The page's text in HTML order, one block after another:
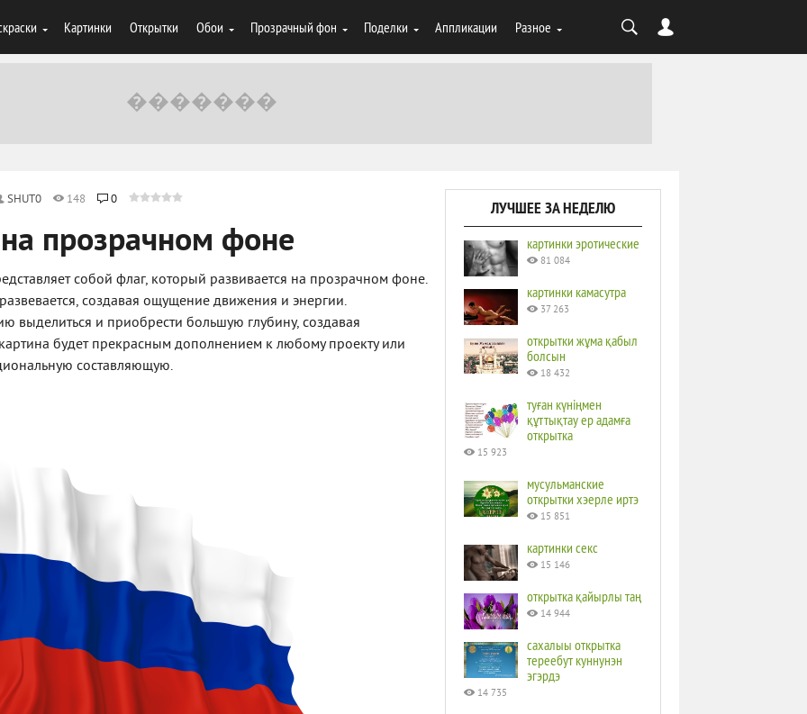
Картинки Открытки Обои Прозрачный фон Поделки Аппликации Разное
SHUT0 148 0
прозрачном фоне
собой флаг, который развивается на прозрачном фоне.
создавая ощущение движения и энергии.
и приобрести большую глубину, создавая
будет прекрасным дополнением к любому проекту или
составляющую.
ЛУЧШЕЕ ЗА НЕДЕЛЮ
картинки эротические
81 084
картинки камасутра
37 263
открытки жұма қабыл
болсын
18 432
туған күніңмен
құттықтау ер адамға
открытка
15 923
мусульманские
открытки хэерле иртэ
15 851
картинки секс
15 146
открытка қайырлы таң
14 944
сахалыы открытка
тереебут куннунэн
эгэрдэ
14 735